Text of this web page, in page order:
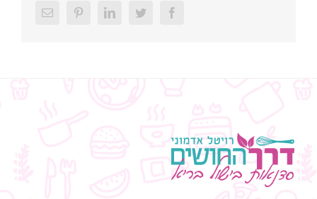
Facebook
Twitter
LinkedIn
Pinterest
Email